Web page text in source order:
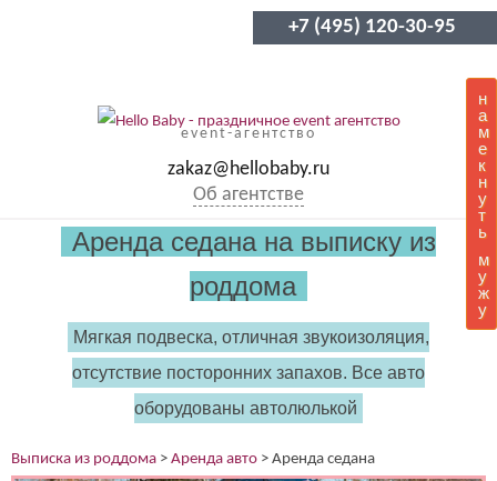
+7 (495) 120-30-95
event-агентство
zakaz@hellobaby.ru
Об агентстве
н
а
м
е
к
н
у
т
ь
м
у
ж
у
Аренда седана на выписку из
роддома
Мягкая подвеска, отличная звукоизоляция,
отсутствие посторонних запахов. Все авто
оборудованы автолюлькой
Выписка из роддома > Аренда авто > Аренда седана